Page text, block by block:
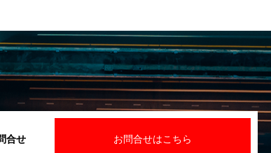
合せ お問合せはこちら